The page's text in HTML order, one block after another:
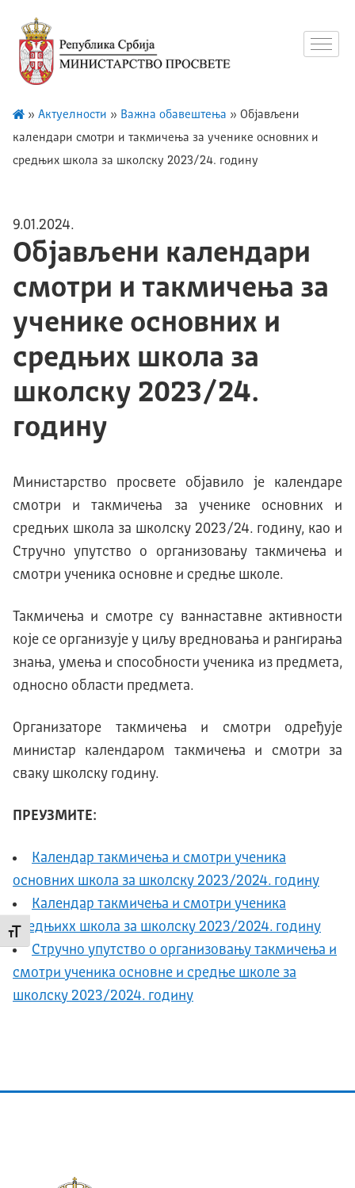
Промени величину слова
» Актуелности » Важна обавештења » Објављени
календари смотри и такмичења за ученике основних и
средњих школа за школску 2023/24. годину
9.01.2024.
Објављени календари
смотри и такмичења за
ученике основних и
средњих школа за
школску 2023/24.
годину
Министарство просвете објавило је календарe
смотри и такмичења за ученике основних и
средњих школа за школску 2023/24. годину, као и
Стручно упутство о организовању такмичења и
смотри ученика основне и средње школе.
Такмичења и смотре су ваннаставне активности
које се организује у циљу вредновања и рангирања
знања, умења и способности ученика из предмета,
односно области предмета.
Организаторе такмичења и смотри одређује
министар календаром такмичења и смотри за
сваку школску годину.
ПРЕУЗМИТЕ:
Календар такмичења и смотри ученика
основних школа за школску 2023/2024. годину
Календар такмичења и смотри ученика
средњихх школа за школску 2023/2024. годину
Стручно упутство о организовању такмичења и
смотри ученика основне и средње школе за
школску 2023/2024. годину